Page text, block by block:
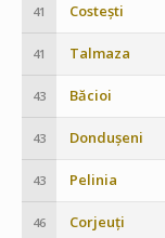
41 Costești
41 Talmaza
43 Băcioi
43 Dondușeni
43 Pelinia
46 Corjeuți